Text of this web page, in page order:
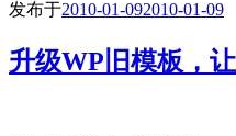
发布于2010-01-092010-01-09
升级WP旧模板，